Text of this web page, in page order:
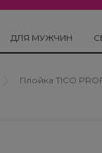
ДЛЯ МУЖЧИН
Плойка TICO